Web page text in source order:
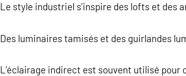
Le style industriel s’inspire des lofts et des
Des luminaires tamisés et des guirlandes
L’éclairage indirect est souvent utilisé